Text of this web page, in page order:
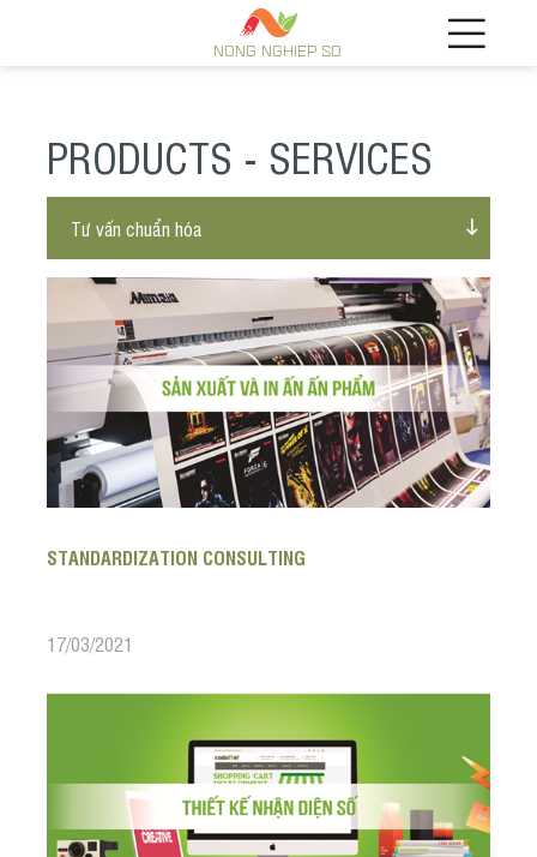
NONG NGHIEP SO
PRODUCTS - SERVICES
Tư vấn chuẩn hóa
STANDARDIZATION CONSULTING
17/03/2021